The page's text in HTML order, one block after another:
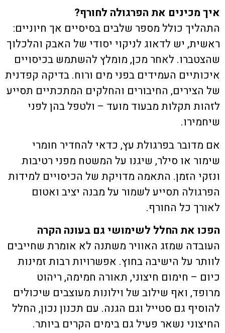
איך מכינים את הפרגולה לחורף?
התהליך כולל מספר שלבים בסיסיים אך חיוניים:
ראשית, יש לדאוג לניקוי יסודי של האבק והלכלוך
שהצטברו. לאחר מכן, מומלץ להשתמש בכיסויים
איכותיים העמידים בפני מים ורוח. בדיקה קפדנית
של הצירים, החיבורים והחלקים המתכתיים תסייע
לזהות תקלות מבעוד מועד – ולטפל בהן לפני
שיחמירו.
אם מדובר בפרגולת עץ, כדאי להחדיר חומרי
שימור או סילר, שיגנו על המשטח מפני רטיבות
ונזקי הזמן. התאמה מדויקת של הכיסויים למידות
הפרגולה תסייע לשמור על מבנה יציב ואטום
לאורך כל החורף.
הפכו את החלל לשימושי גם בעונה הקרה
העובדה שמזג האוויר משתנה לא אומרת שחייבים
לוותר על הישיבה בחוץ. אפשרויות רבות זמינות
כיום – חימום חיצוני, תאורה חמימה, ריהוט
מרופד, ואף שילוב של וילונות מעוצבים שיכולים
להוסיף גם סטייל וגם הגנה. עם תכנון נכון, החלל
החיצוני נשאר פעיל גם בימים הקרים ביותר.